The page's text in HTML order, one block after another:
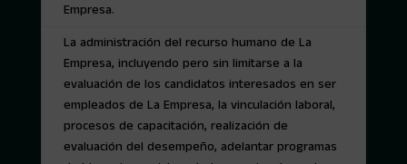
Empresa.
La administración del recurso humano de La
Empresa, incluyendo pero sin limitarse a la
evaluación de los candidatos interesados en ser
empleados de La Empresa, la vinculación laboral,
procesos de capacitación, realización de
evaluación del desempeño, adelantar programas